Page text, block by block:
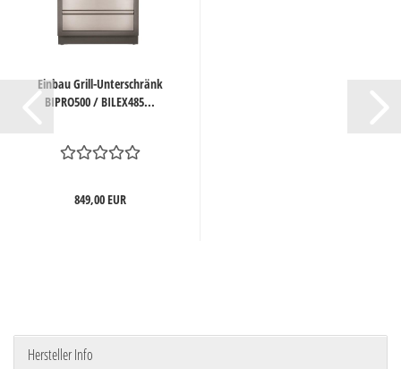
Einbau Grill-Unterschränk
BIPRO500 / BILEX485...
849,00 EUR
Hersteller Info